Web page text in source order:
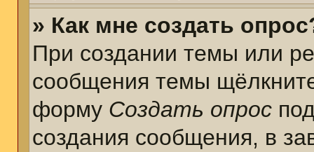
» Как мне создать
При создании темы или
сообщения темы
форму Создать опрос
создания сообщения, в